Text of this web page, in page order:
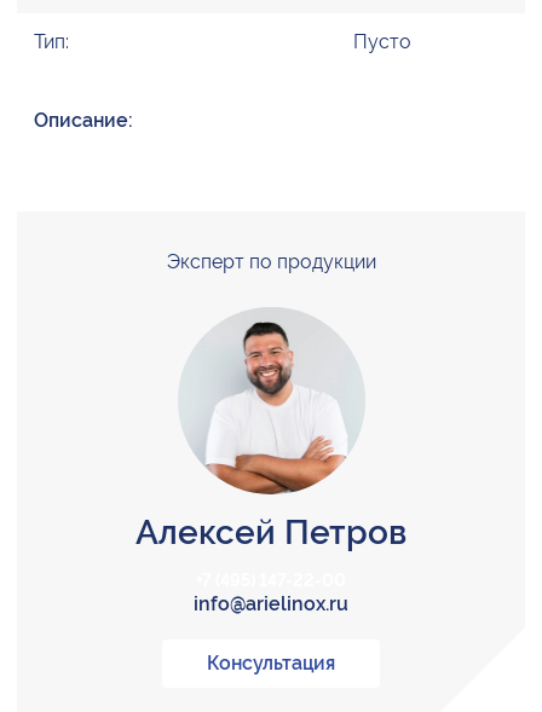
Тип: Пусто
Описание:
Эксперт по продукции
Алексей Петров
info@arielinox.ru
Консультация